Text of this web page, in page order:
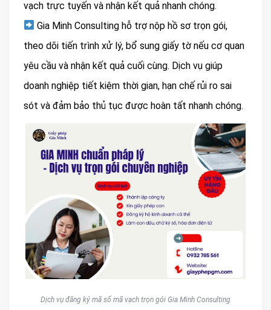
vạch trực tuyến và nhận kết quả nhanh chóng.
Gia Minh Consulting hỗ trợ nộp hồ sơ trọn gói,
theo dõi tiến trình xử lý, bổ sung giấy tờ nếu cơ quan
yêu cầu và nhận kết quả cuối cùng. Dịch vụ giúp
doanh nghiệp tiết kiệm thời gian, hạn chế rủi ro sai
sót và đảm bảo thủ tục được hoàn tất nhanh chóng.
Dịch vụ đăng ký mã số mã vạch trọn gói Gia Minh Consulting